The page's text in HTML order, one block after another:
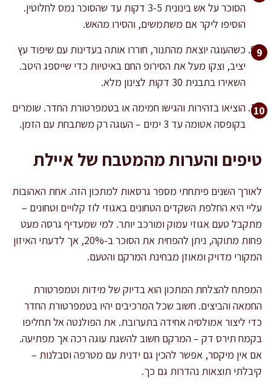
הסוכר על אש בינונית 3-5 דקות עד שהסוכר נמס לחלוטין.
הוסיפו ליקר אם משתמשים, והסירו מהאש.
כשהעוגה יוצאת מהתנור, חוררו אותה בעדינות עם שיפוד עץ
יציב, וצקו מעל את הסירופ החם באיטיות כדי שייספג היטב.
השאירו בתבנית 30 דקות לצינון מלא.
הוציאו בזהירות והגישו חמימה או בטמפרטורת החדר. שומרים
בקופסה אטומה עד 3 ימים – העוגה רק משתבחת עם הזמן.
טיפים והערות מהמטבח של איילת
לאורך השנים פיתחתי מספר גרסאות למתכון הזה. אחת האהובות
עליי היא החלפת השקדים הטחונים באגוזי לוז קלויים וטחונים –
מתקבל טעם אגוזי עמוק ומורכב יותר. למי שמעדיף גרסה מעט
פחות מתוקה, ניתן להפחית את הסוכר ב-20%, אך לדעתי האיזון
המקורי מדויק ומאוזן מבחינת המרקם והטעם.
המפתח להצלחת המתכון הוא בדיוק של מידות וטמפרטורת
החמאה והביצים. חשוב שכל המרכיבים יהיו בטמפרטורת החדר
כדי ליצור אמולסיה אחידה בתערובת. את הפולנטה אל תחליפו
בקמח תירס דק – המרקם חשוב להשגת עוגה רכה אך מפתיעה.
אם אין מיקסר, אפשר להכין גם ידנית עם מטרפה וסבלנות –
קיבלתי תוצאות נהדרות גם כך.